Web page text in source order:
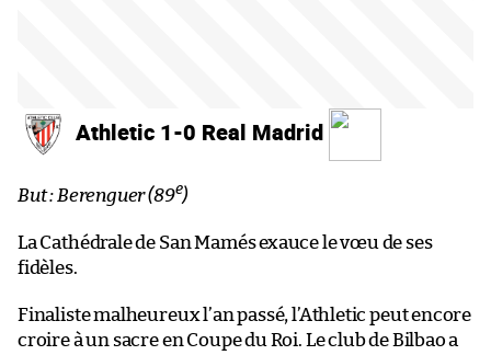
Athletic 1-0 Real Madrid
But : Berenguer (89e)
La Cathédrale de San Mamés exauce le vœu de ses
fidèles.
Finaliste malheureux l’an passé, l’Athletic peut encore
croire à un sacre en Coupe du Roi. Le club de Bilbao a